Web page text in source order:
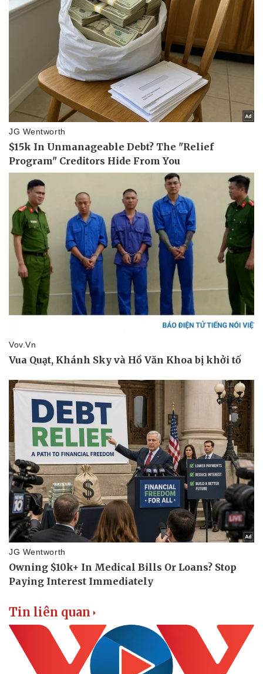
Pháp luật
Vụ án
Tin nóng
Tư vấn luật
Quân sự - Quốc phòng
Vũ khí
Việt Nam
Tin liên quan